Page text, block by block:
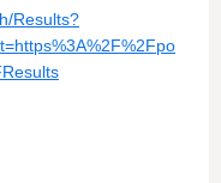
Results?